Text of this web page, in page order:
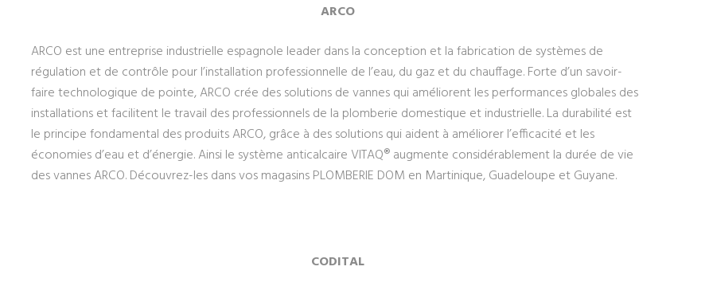
ARCO
ARCO est une entreprise industrielle espagnole leader dans la conception et la fabrication de systèmes de
régulation et de contrôle pour l’installation professionnelle de l’eau, du gaz et du chauffage. Forte d’un savoir-
faire technologique de pointe, ARCO crée des solutions de vannes qui améliorent les performances globales des
installations et facilitent le travail des professionnels de la plomberie domestique et industrielle. La durabilité est
le principe fondamental des produits ARCO, grâce à des solutions qui aident à améliorer l’efficacité et les
économies d’eau et d’énergie. Ainsi le système anticalcaire VITAQ® augmente considérablement la durée de vie
des vannes ARCO. Découvrez-les dans vos magasins PLOMBERIE DOM en Martinique, Guadeloupe et Guyane.
CODITAL